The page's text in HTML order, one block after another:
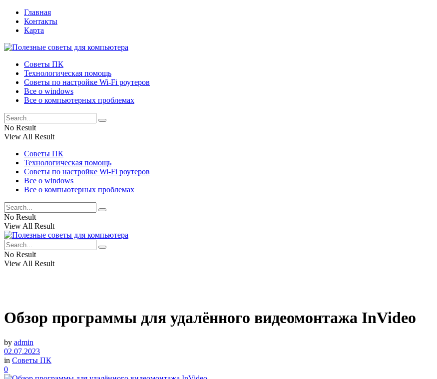
Главная
Контакты
Карта
Советы ПК
Технологическая помощь
Советы по настройке Wi-Fi роутеров
Все о windows
Все о компьютерных проблемах
No Result
View All Result
Советы ПК
Технологическая помощь
Советы по настройке Wi-Fi роутеров
Все о windows
Все о компьютерных проблемах
No Result
View All Result
No Result
View All Result
Обзор программы для удалённого видеомонтажа InVideo
by admin
02.07.2023
in Советы ПК
0